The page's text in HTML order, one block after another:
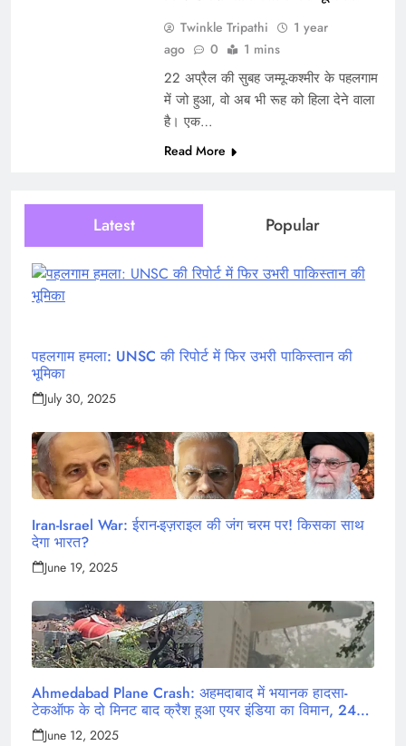
Twinkle Tripathi
1 year
ago
0 1 mins
22 अप्रैल की सुबह जम्मू-कश्मीर के पहलगाम
में जो हुआ, वो अब भी रूह को हिला देने वाला
है। एक…
Read More
Latest Popular
पहलगाम हमला: UNSC की रिपोर्ट में फिर उभरी पाकिस्तान की
भूमिका
July 30, 2025
Iran-Israel War: ईरान-इज़राइल की जंग चरम पर! किसका साथ
देगा भारत?
June 19, 2025
Ahmedabad Plane Crash: अहमदाबाद में भयानक हादसा-
टेकऑफ के दो मिनट बाद क्रैश हुआ एयर इंडिया का विमान, 242
लोग थे सवार
June 12, 2025